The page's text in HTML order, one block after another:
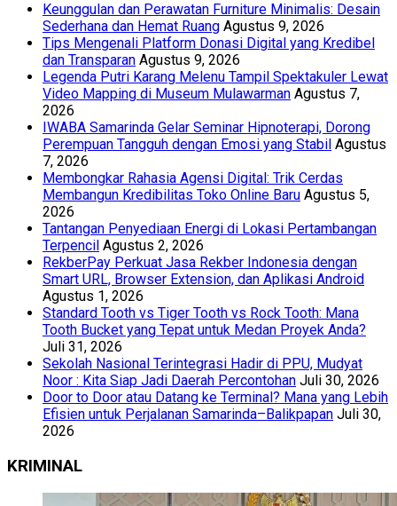
Keunggulan dan Perawatan Furniture Minimalis: Desain
Sederhana dan Hemat Ruang Agustus 9, 2026
Tips Mengenali Platform Donasi Digital yang Kredibel
dan Transparan Agustus 9, 2026
Legenda Putri Karang Melenu Tampil Spektakuler Lewat
Video Mapping di Museum Mulawarman Agustus 7,
2026
IWABA Samarinda Gelar Seminar Hipnoterapi, Dorong
Perempuan Tangguh dengan Emosi yang Stabil Agustus
7, 2026
Membongkar Rahasia Agensi Digital: Trik Cerdas
Membangun Kredibilitas Toko Online Baru Agustus 5,
2026
Tantangan Penyediaan Energi di Lokasi Pertambangan
Terpencil Agustus 2, 2026
RekberPay Perkuat Jasa Rekber Indonesia dengan
Smart URL, Browser Extension, dan Aplikasi Android
Agustus 1, 2026
Standard Tooth vs Tiger Tooth vs Rock Tooth: Mana
Tooth Bucket yang Tepat untuk Medan Proyek Anda?
Juli 31, 2026
Sekolah Nasional Terintegrasi Hadir di PPU, Mudyat
Noor : Kita Siap Jadi Daerah Percontohan Juli 30, 2026
Door to Door atau Datang ke Terminal? Mana yang Lebih
Efisien untuk Perjalanan Samarinda–Balikpapan Juli 30,
2026
KRIMINAL